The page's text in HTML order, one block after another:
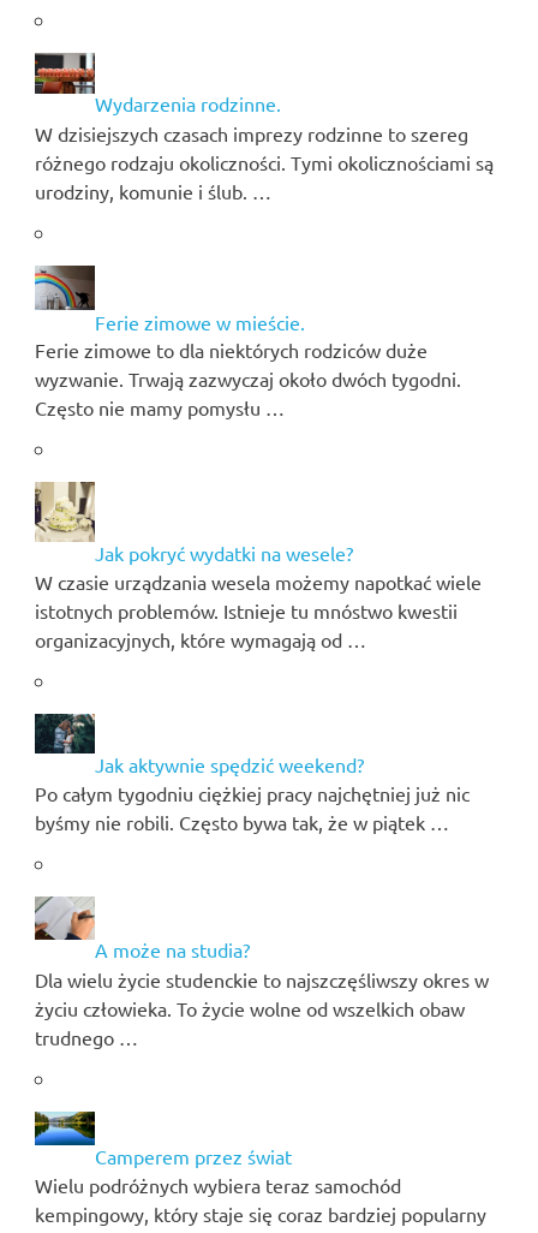
Wydarzenia rodzinne.
W dzisiejszych czasach imprezy rodzinne to szereg
różnego rodzaju okoliczności. Tymi okolicznościami są
urodziny, komunie i ślub. …
Ferie zimowe w mieście.
Ferie zimowe to dla niektórych rodziców duże
wyzwanie. Trwają zazwyczaj około dwóch tygodni.
Często nie mamy pomysłu …
Jak pokryć wydatki na wesele?
W czasie urządzania wesela możemy napotkać wiele
istotnych problemów. Istnieje tu mnóstwo kwestii
organizacyjnych, które wymagają od …
Jak aktywnie spędzić weekend?
Po całym tygodniu ciężkiej pracy najchętniej już nic
byśmy nie robili. Często bywa tak, że w piątek …
A może na studia?
Dla wielu życie studenckie to najszczęśliwszy okres w
życiu człowieka. To życie wolne od wszelkich obaw
trudnego …
Camperem przez świat
Wielu podróżnych wybiera teraz samochód
kempingowy, który staje się coraz bardziej popularny